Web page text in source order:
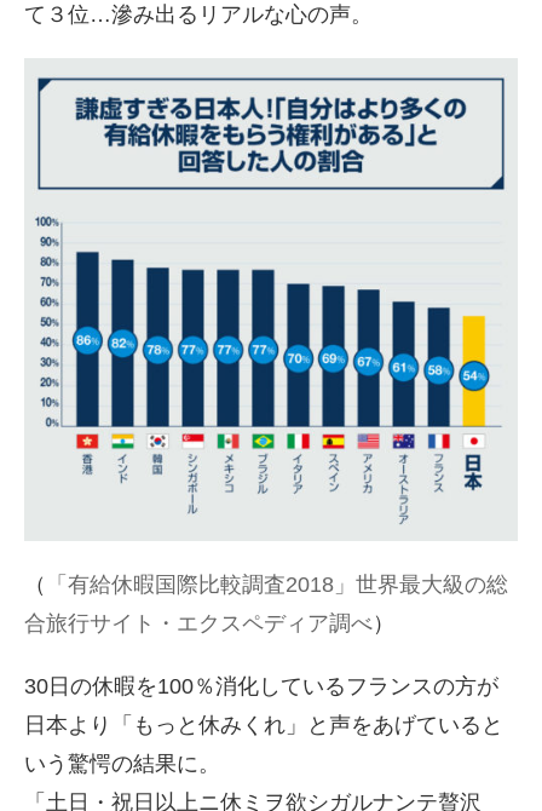
て３位…滲み出るリアルな心の声。
（
「有給休暇国際比較調査2018」世界最大級の総
合旅行サイト・エクスペディア調べ）
30日の休暇を100％消化しているフランスの方が
日本より「もっと休みくれ」と声をあげていると
いう驚愕の結果に。
「土日・祝日以上ニ休ミヲ欲シガルナンテ贅沢